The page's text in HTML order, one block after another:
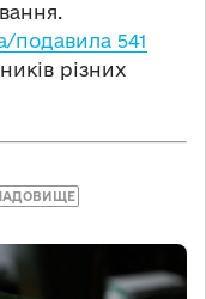
подавила 541
різних